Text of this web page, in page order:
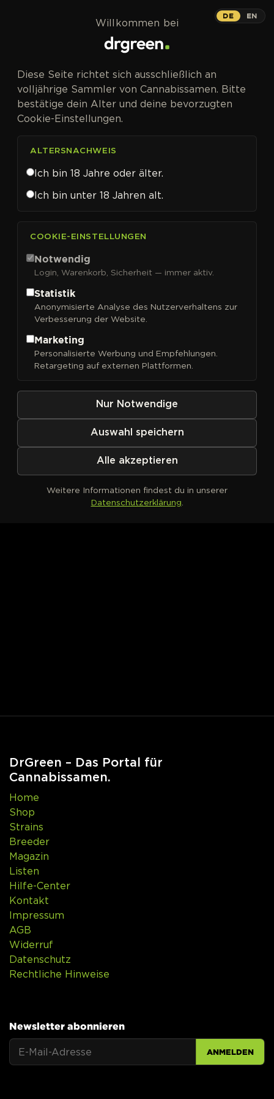
Buddha Seeds
Sortieren nach
Kein Produkt definiert
DrGreen – Das Portal für
Cannabissamen.
Home
Shop
Strains
Breeder
Magazin
Listen
Hilfe-Center
Kontakt
Impressum
AGB
Widerruf
Datenschutz
Rechtliche Hinweise
Newsletter abonnieren
ANMELDEN
DE EN
Willkommen bei
Diese Seite richtet sich ausschließlich an
volljährige Sammler von Cannabissamen. Bitte
bestätige dein Alter und deine bevorzugten
Cookie-Einstellungen.
ALTERSNACHWEIS
Ich bin 18 Jahre oder älter.
Ich bin unter 18 Jahren alt.
COOKIE-EINSTELLUNGEN
Notwendig
Login, Warenkorb, Sicherheit — immer aktiv.
Statistik
Anonymisierte Analyse des Nutzerverhaltens zur
Verbesserung der Website.
Marketing
Personalisierte Werbung und Empfehlungen.
Retargeting auf externen Plattformen.
Nur Notwendige
Auswahl speichern
Alle akzeptieren
Weitere Informationen findest du in unserer
Datenschutzerklärung